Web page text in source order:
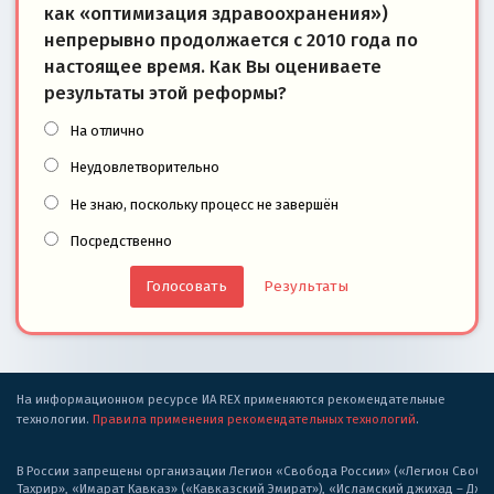
как «оптимизация здравоохранения»)
непрерывно продолжается с 2010 года по
настоящее время. Как Вы оцениваете
результаты этой реформы?
На отлично
Неудовлетворительно
Не знаю, поскольку процесс не завершён
Посредственно
Результаты
На информационном ресурсе ИА REX применяются рекомендательные
технологии. Правила применения рекомендательных технологий.
В России запрещены организации Легион «Свобода России» («Легион
Тахрир», «Имарат Кавказ» («Кавказский Эмират»), «Исламский джихад –